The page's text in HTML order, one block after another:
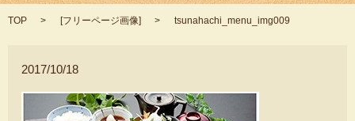
TOP [フリーページ画像] tsunahachi_menu_img009
2017/10/18